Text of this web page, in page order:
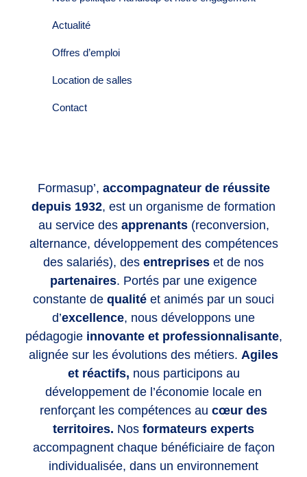
Formasup’, accompagnateur de réussite
depuis 1932, est un organisme de formation
au service des apprenants(reconversion,
alternance, développement des compétences
des salariés), des entreprises et de nos
partenaires. Portés par une exigence
constante de qualité et animés par un souci
d’excellence, nous développons une
pédagogie innovante et professionnalisante,
alignée sur les évolutions des métiers. Agiles
et réactifs, nous participons au
développement de l’économie locale en
renforçant les compétences au cœur des
territoires. Nos formateurs experts
accompagnent chaque bénéficiaire de façon
individualisée, dans un environnement
Actualité
Offres d’emploi
Location de salles
Contact